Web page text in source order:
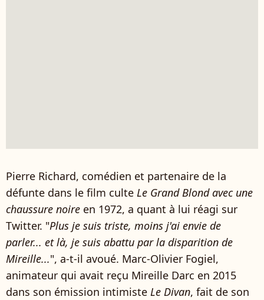
Pierre Richard, comédien et partenaire de la
défunte dans le film culte Le Grand Blond avec une
chaussure noire en 1972, a quant à lui réagi sur
Twitter. "Plus je suis triste, moins j'ai envie de
parler... et là, je suis abattu par la disparition de
Mireille...", a-t-il avoué. Marc-Olivier Fogiel,
animateur qui avait reçu Mireille Darc en 2015
dans son émission intimiste Le Divan, fait de son